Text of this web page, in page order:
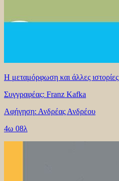
Η μεταμόρφωση και άλλες ιστορίες
Συγγραφέας: Franz Kafka
Αφήγηση: Ανδρέας Ανδρέου
4ω 08λ